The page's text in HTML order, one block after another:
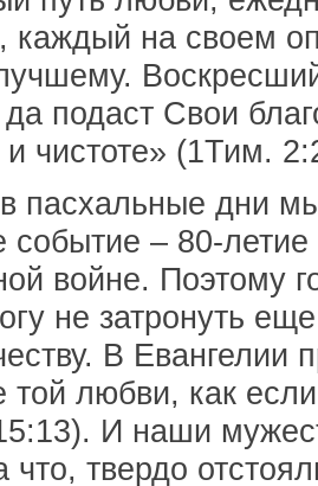
каждый на своем
подаст Свои
и чистоте» (1Тим.
пасхальные дни
событие – 80-
войне. Поэтому
не затронуть
В Евангелии
той любви, как
И наши
что, твердо